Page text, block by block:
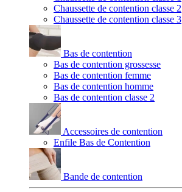
Chaussette de contention classe 2
Chaussette de contention classe 3
Bas de contention
Bas de contention grossesse
Bas de contention femme
Bas de contention homme
Bas de contention classe 2
Accessoires de contention
Enfile Bas de Contention
Bande de contention